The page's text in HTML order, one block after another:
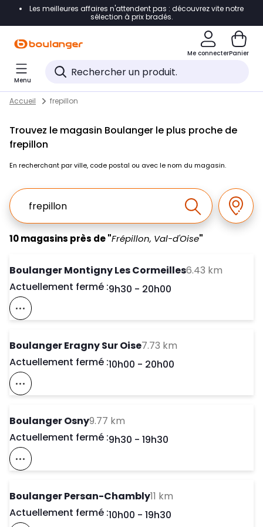
Accéder directement à la navigation
Accéder directement au pied de page
Accéder directement au chatbot
Les meilleures affaires n'attendent pas : découvrez vite notre
sélection à prix bradés.
Me connecterPanier
Menu
Skip to content
Return to Nav
Accueil frepillon
Trouvez le magasin Boulanger le plus proche de
frepillon
En recherchant par ville, code postal ou avec le nom du magasin.
Ville, Region, Code postal ou Ville & Pays
Effectuer la
10 magasins près de "Frépillon, Val-d'Oise"
Boulanger Montigny Les Cormeilles6.43 km
Actuellement fermé :Day of the Week
9h30 - 20h00
Voir Ce Magasin Sur La Carte
Boulanger Eragny Sur Oise7.73 km
Actuellement fermé :Day of the Week
10h00 - 20h00
Voir Ce Magasin Sur La Carte
Boulanger Osny9.77 km
Actuellement fermé :Day of the Week
9h30 - 19h30
Voir Ce Magasin Sur La Carte
Boulanger Persan-Chambly11 km
Actuellement fermé :Day of the Week
10h00 - 19h30